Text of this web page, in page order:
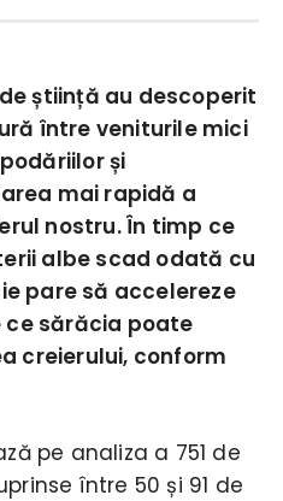
știință au descoperit
între veniturile mici
și
mai rapidă a
nostru. În timp ce
albe scad odată cu
pare să accelereze
sărăcia poate
creierului, conform
pe analiza a 751 de
între 50 și 91 de